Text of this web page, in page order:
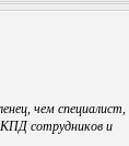
чем специалист,
сотрудников и